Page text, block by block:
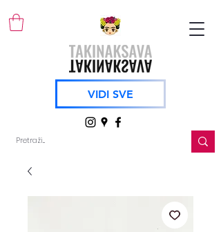
VIDI SVE